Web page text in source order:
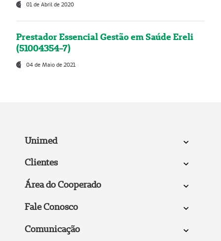
01 de Abril de 2020
Prestador Essencial Gestão em Saúde Ereli
(51004354-7)
04 de Maio de 2021
Unimed
Clientes
Área do Cooperado
Fale Conosco
Comunicação